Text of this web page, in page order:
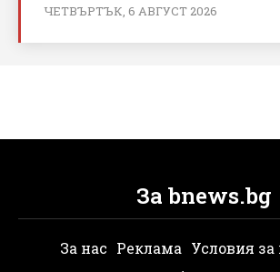
ЧЕТВЪРТЪК, 6 АВГУСТ 2026
За bnews.bg
За нас Реклама Условия за